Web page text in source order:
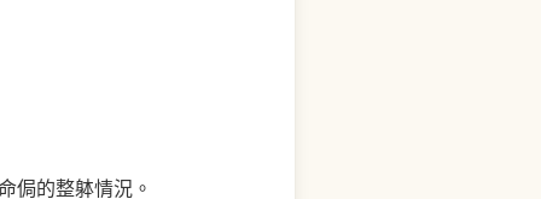
侷的整躰情況。